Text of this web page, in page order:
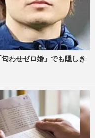
わせゼロ婚」でも隠しき